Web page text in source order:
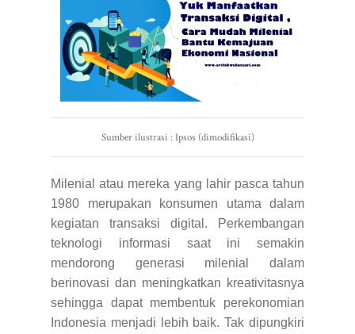
Sumber ilustrasi : Ipsos (dimodifikasi)
Milenial atau mereka yang lahir pasca tahun
1980 merupakan konsumen utama dalam
kegiatan transaksi digital. Perkembangan
teknologi informasi saat ini semakin
mendorong generasi milenial dalam
berinovasi dan meningkatkan kreativitasnya
sehingga dapat membentuk perekonomian
Indonesia menjadi lebih baik. Tak dipungkiri